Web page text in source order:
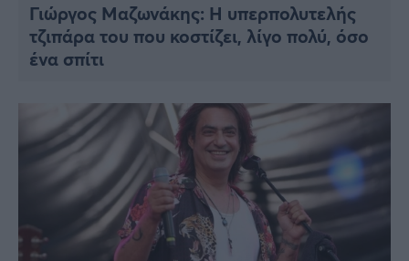
Γιώργος Μαζωνάκης: Η υπερπολυτελής
τζιπάρα του που κοστίζει, λίγο πολύ, όσο
ένα σπίτι